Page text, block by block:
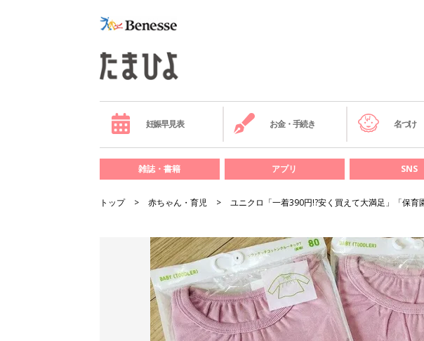
妊娠早見表 お金・手続き 名づけ
雑誌・書籍 アプリ SNS
トップ 赤ちゃん・育児 ユニクロ「一着390円!?安く買えて大満足」「保